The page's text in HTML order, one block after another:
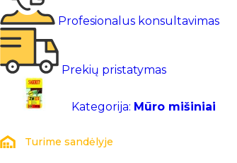
Profesionalus konsultavimas
Prekių pristatymas
Kategorija: Mūro mišiniai
Turime sandėlyje